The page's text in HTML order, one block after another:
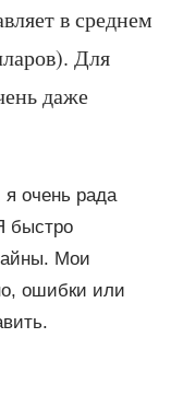
в среднем
Для
даже
я очень рада
быстро
Мои
ошибки или